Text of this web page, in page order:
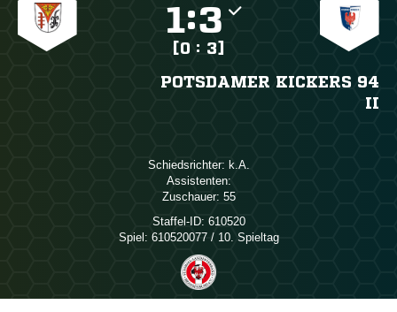
:
[0 : 3]
POTSDAMER KICKERS 94
II
Schiedsrichter: 
Assistenten:
Zuschauer: 55
Staffel-ID: 610520
Spiel: 610520077 / 10. Spieltag